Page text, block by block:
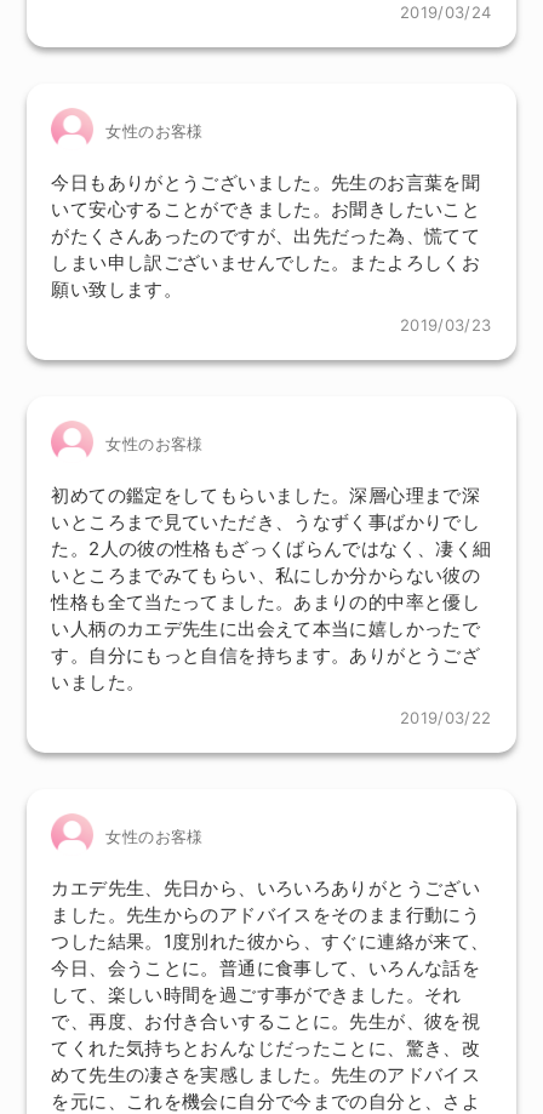
2019/03/24
女性のお客様
今日もありがとうございました。先生のお言葉を聞
いて安心することができました。お聞きしたいこと
がたくさんあったのですが、出先だった為、慌てて
しまい申し訳ございませんでした。またよろしくお
願い致します。
2019/03/23
女性のお客様
初めての鑑定をしてもらいました。深層心理まで深
いところまで見ていただき、うなずく事ばかりでし
た。2人の彼の性格もざっくばらんではなく、凄く細
いところまでみてもらい、私にしか分からない彼の
性格も全て当たってました。あまりの的中率と優し
い人柄のカエデ先生に出会えて本当に嬉しかったで
す。自分にもっと自信を持ちます。ありがとうござ
いました。
2019/03/22
女性のお客様
カエデ先生、先日から、いろいろありがとうござい
ました。先生からのアドバイスをそのまま行動にう
つした結果。1度別れた彼から、すぐに連絡が来て、
今日、会うことに。普通に食事して、いろんな話を
して、楽しい時間を過ごす事ができました。それ
で、再度、お付き合いすることに。先生が、彼を視
てくれた気持ちとおんなじだったことに、驚き、改
めて先生の凄さを実感しました。先生のアドバイス
を元に、これを機会に自分で今までの自分と、さよ